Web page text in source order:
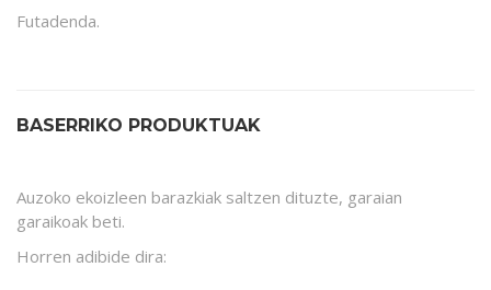
Futadenda.
BASERRIKO PRODUKTUAK
Auzoko ekoizleen barazkiak saltzen dituzte, garaian
garaikoak beti.
Horren adibide dira: